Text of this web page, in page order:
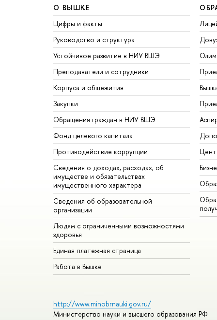
О ВЫШКЕ
Цифры и факты
Руководство и структура
Устойчивое развитие в НИУ ВШЭ
Преподаватели и сотрудники
Корпуса и общежития
Закупки
Обращения граждан в НИУ ВШЭ
Фонд целевого капитала
Противодействие коррупции
Сведения о доходах, расходах, об
имуществе и обязательствах
имущественного характера
Сведения об образовательной
организации
Людям с ограниченными возможностями
здоровья
Единая платежная страница
Работа в Вышке
http://www.minobrnauki.gov.ru/
Министерство науки и высшего образования РФ